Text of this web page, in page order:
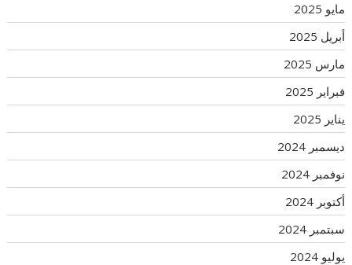
مايو 2025
أبريل 2025
مارس 2025
فبراير 2025
يناير 2025
ديسمبر 2024
نوفمبر 2024
أكتوبر 2024
سبتمبر 2024
يوليو 2024